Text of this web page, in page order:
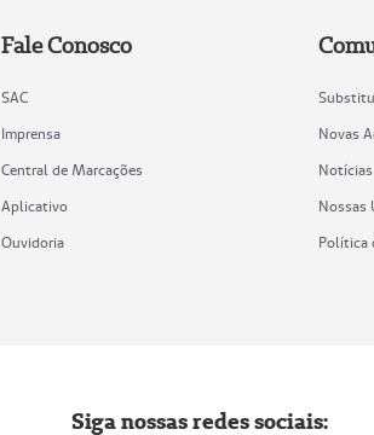
Fale Conosco
SAC
Imprensa
Central de Marcações
Aplicativo
Ouvidoria
Novas
Notícias
Nossas
Política
Siga nossas redes sociais: